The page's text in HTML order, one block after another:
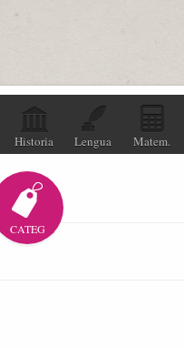
Historia Lengua Matem.
CATEG